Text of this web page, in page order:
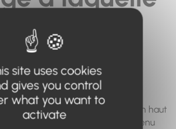
cherchez à
n'existe
ou plus.
utiliser le moteur de recherche en haut
le menu pour trouver le contenu
site uses cookies
gives you control
what you want to
activate